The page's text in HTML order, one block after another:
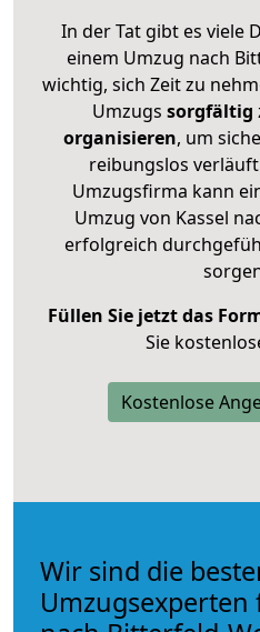
In der Tat gibt es viele
einem Umzug nach
wichtig, sich Zeit zu
Umzugs sorgfältig
organisieren, um
reibungslos
Umzugsfirma kann
Umzug von Kassel
erfolgreich
Füllen Sie jetzt das
Sie
Kostenlose
Wir sind die